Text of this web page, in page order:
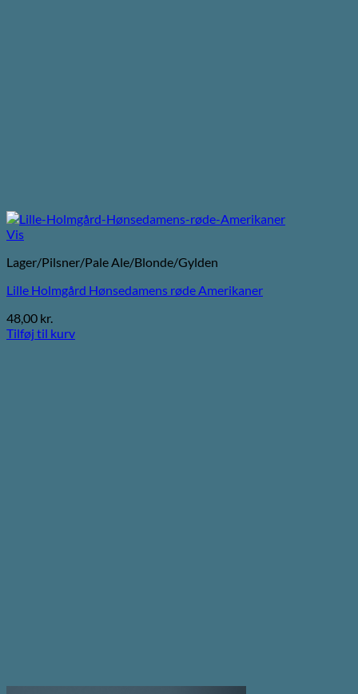
Vis
Lager/Pilsner/Pale Ale/Blonde/Gylden
Lille Holmgård Hønsedamens røde Amerikaner
48,00 kr.
Tilføj til kurv